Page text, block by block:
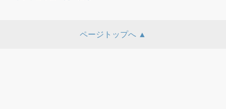
ページトップへ ▲